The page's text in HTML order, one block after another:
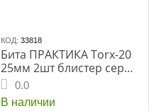
КОД: 33818
Бита ПРАКТИКА Torx-20
25мм 2шт блистер серия
Профи
0.0
В наличии